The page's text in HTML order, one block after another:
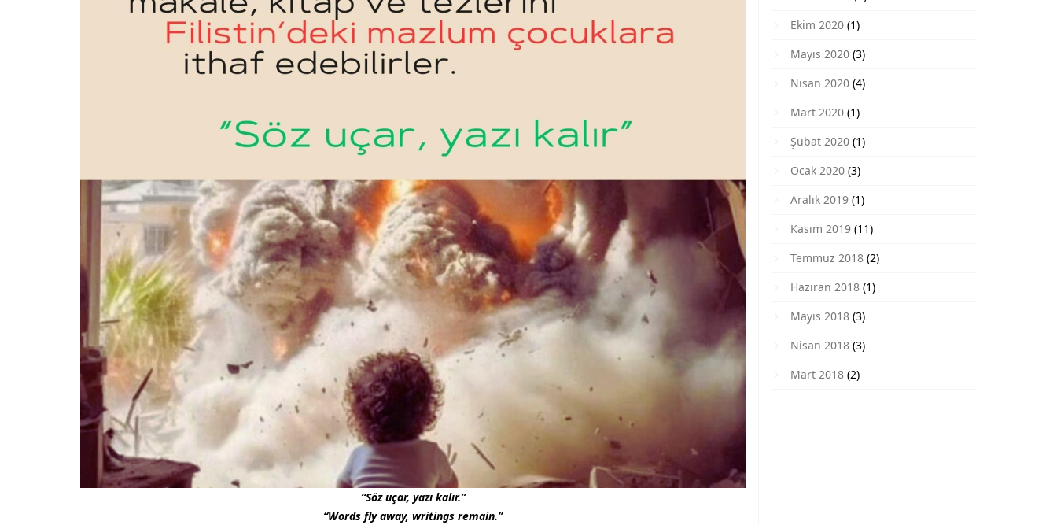
“Söz uçar, yazı kalır.”
“Words fly away, writings remain.”
Ekim 2020(1)
Mayıs 2020(3)
Nisan 2020(4)
Mart 2020(1)
Şubat 2020(1)
Ocak 2020(3)
Aralık 2019(1)
Kasım 2019(11)
Temmuz 2018(2)
Haziran 2018(1)
Mayıs 2018(3)
Nisan 2018(3)
Mart 2018(2)